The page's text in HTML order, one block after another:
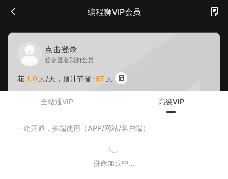
编程狮VIP会员
点击登录
登录查看我的会员
花 1.0 元/天，预计节省 -67 元
全站通VIP 高级VIP
一处开通，多端使用（APP/网站/客户端）
拼命加载中...